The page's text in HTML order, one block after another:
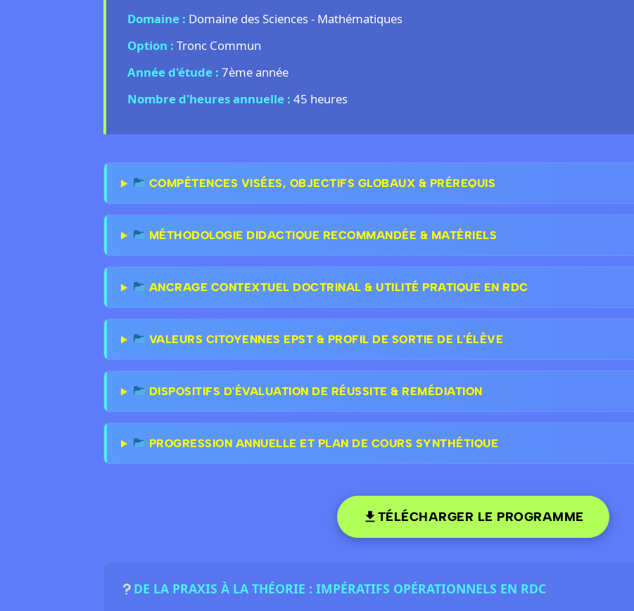
Domaine : Domaine des Sciences - Mathématiques
Option : Tronc Commun
Année d'étude : 7ème année
Nombre d'heures annuelle : 45 heures
COMPÉTENCES VISÉES, OBJECTIFS GLOBAUX & PRÉREQUIS
MÉTHODOLOGIE DIDACTIQUE RECOMMANDÉE & MATÉRIELS
ANCRAGE CONTEXTUEL DOCTRINAL & UTILITÉ PRATIQUE EN RDC
VALEURS CITOYENNES EPST & PROFIL DE SORTIE DE L'ÉLÈVE
DISPOSITIFS D'ÉVALUATION DE RÉUSSITE & REMÉDIATION
PROGRESSION ANNUELLE ET PLAN DE COURS SYNTHÉTIQUE
TÉLÉCHARGER LE PROGRAMME
DE LA PRAXIS À LA THÉORIE : IMPÉRATIFS OPÉRATIONNELS EN RDC